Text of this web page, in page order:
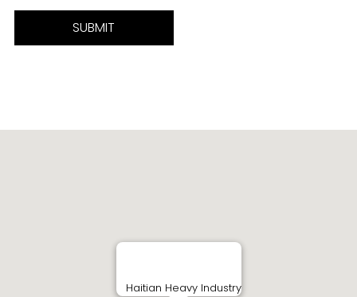
Haitian Heavy Industry